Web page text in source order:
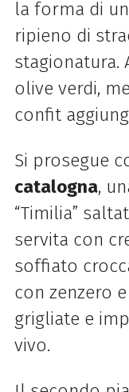
la forma di
ripieno di
stagionatura.
olive verdi,
confit
Si prosegue
catalogna,
“Timilia”
servita con
soffiato
con zenzero
grigliate e
vivo.